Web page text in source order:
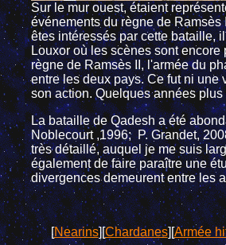
Sur le mur ouest, étaient
événements du règne de
êtes intéressés par cette bataille,
Louxor où les scènes sont
règne de Ramsès II, l'armée du
entre les deux pays. Ce fut ni
son action. Quelques années
La bataille de Qadesh a été
Noblecourt ,1996;P. Grandet,
très détaillé, auquel je me suis
également de faire paraître une
divergences demeurent entre les
[Nearins][Chardanes][Armée